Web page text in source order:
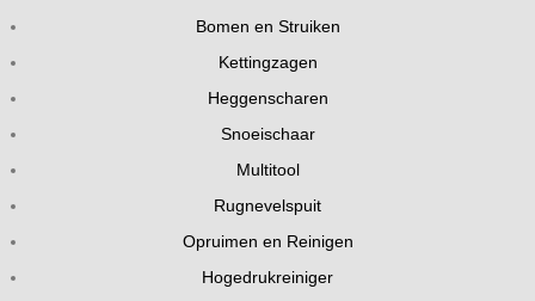
Bomen en Struiken
Kettingzagen
Heggenscharen
Snoeischaar
Multitool
Rugnevelspuit
Opruimen en Reinigen
Hogedrukreiniger